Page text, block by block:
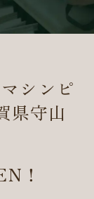
シンピ
県守山
！